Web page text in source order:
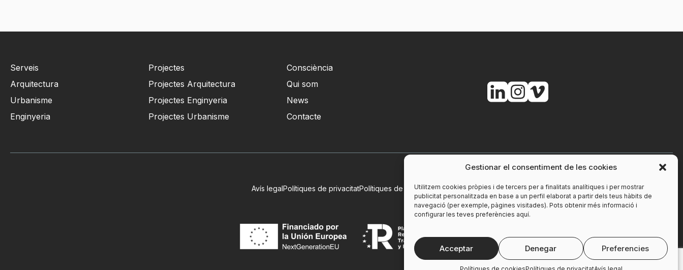
Gestionar el consentiment de les cookies
Utilitzem cookies pròpies i de tercers per a finalitats analítiques i per mostrar
publicitat personalitzada en base a un perfil elaborat a partir dels teus hàbits de
navegació (per exemple, pàgines visitades). Pots obtenir més informació i
configurar les teves preferències aquí.
Acceptar Denegar Preferencies
Serveis
Arquitectura
Urbanisme
Enginyeria
Projectes
Projectes Arquitectura
Projectes Enginyeria
Projectes Urbanisme
Consciència
Qui som
News
Contacte
Avís legalPolítiques de privacitatPolítiques de cookies